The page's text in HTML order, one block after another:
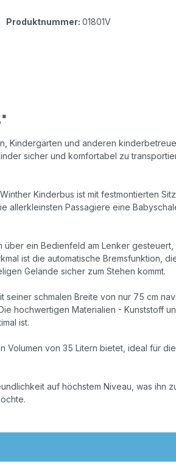
Produktnummer:01801V
Kindergärten und anderen
sicher und komfortabel zu
Kinderbus ist mit festmontierten
allerkleinsten Passagiere eine
ein Bedienfeld am Lenker
ist die automatische Bremsfunktion,
Gelände sicher zum Stehen kommt.
schmalen Breite von nur 75 cm
hochwertigen Materialien - Kunststoff
ist.
von 35 Litern bietet, ideal für
auf höchstem Niveau, was ihn